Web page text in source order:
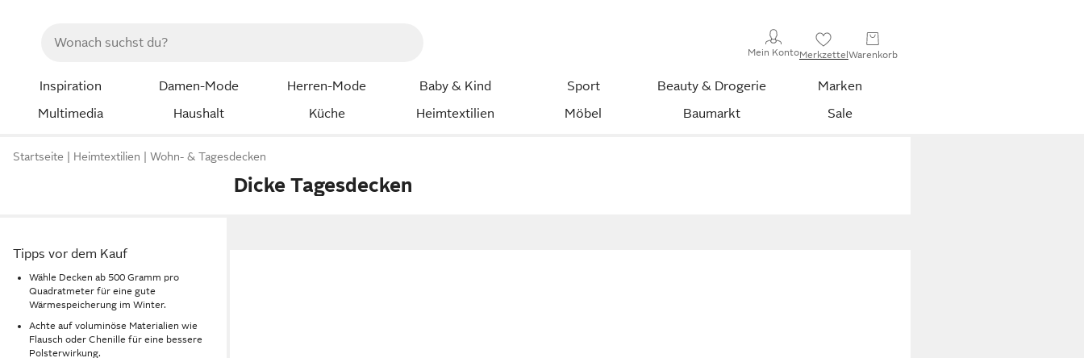
Mein KontoMerkzettelWarenkorb
Inspiration Damen-Mode Herren-Mode Baby & Kind Sport Beauty & Drogerie
Marken
Multimedia
Haushalt Küche Heimtextilien Möbel Baumarkt Sale
Startseite Heimtextilien Wohn- & Tagesdecken
Dicke Tagesdecken
Tipps vor dem Kauf
Wähle Decken ab 500 Gramm pro
Quadratmeter für eine gute
Wärmespeicherung im Winter.
Achte auf voluminöse Materialien wie
Flausch oder Chenille für eine bessere
Polsterwirkung.